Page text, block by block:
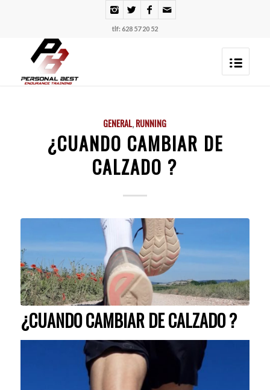
tlf: 628 57 20 52
GENERAL,RUNNING
¿CUANDO CAMBIAR DE
CALZADO ?
¿CUANDO CAMBIAR DE CALZADO ?